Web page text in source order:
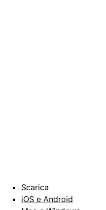
Scarica
iOS e Android